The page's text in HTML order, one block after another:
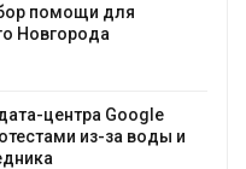
помощи для
Новгорода
центра Google
из-за воды и